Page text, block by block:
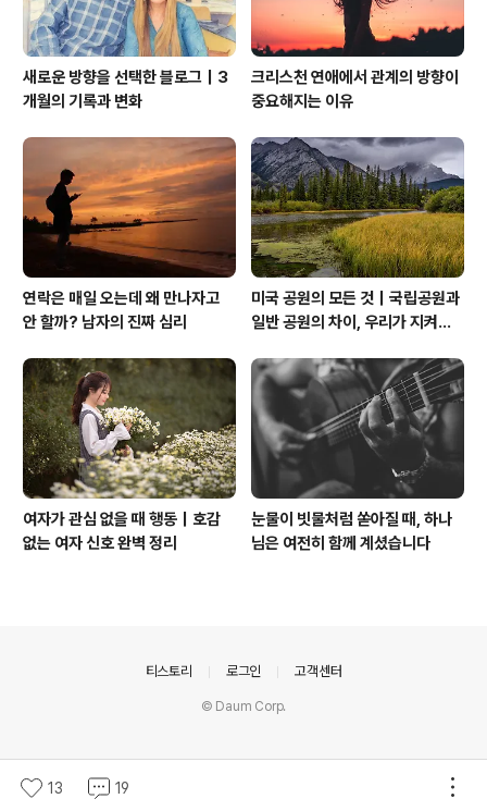
새로운 방향을 선택한 블로그｜3
개월의 기록과 변화
크리스천 연애에서 관계의 방향이
중요해지는 이유
연락은 매일 오는데 왜 만나자고
안 할까? 남자의 진짜 심리
미국 공원의 모든 것｜국립공원과
일반 공원의 차이, 우리가 지켜야
여자가 관심 없을 때 행동｜호감
없는 여자 신호 완벽 정리
눈물이 빗물처럼 쏟아질 때, 하나
님은 여전히 함께 계셨습니다
13 19
티스토리 로그인 고객센터
© Daum Corp.